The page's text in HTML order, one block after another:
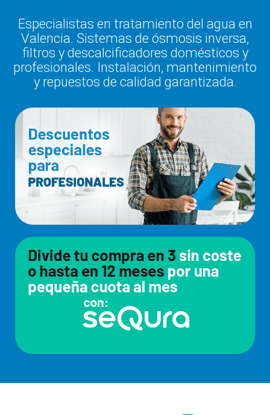
Especialistas en tratamiento del agua en
Valencia. Sistemas de ósmosis inversa,
filtros y descalcificadores domésticos y
profesionales. Instalación, mantenimiento
y repuestos de calidad garantizada.